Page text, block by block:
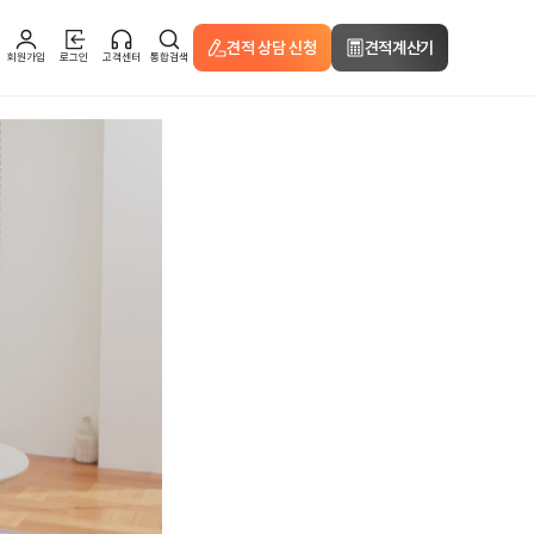
회원가입 로그인 고객센터 통합검색 견적 상담 신청 견적계산기